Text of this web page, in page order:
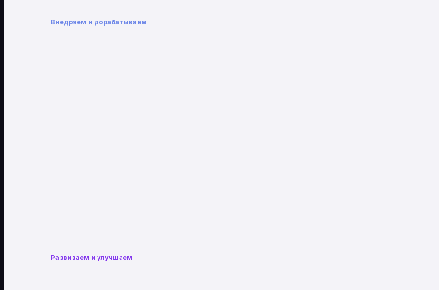
Внедряем и дорабатываем
Развиваем и улучшаем